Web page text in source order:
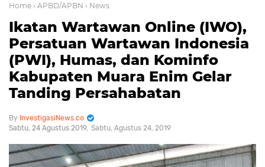
Home › APBD/APBN › News
Ikatan Wartawan Online (IWO),
Persatuan Wartawan Indonesia
(PWI), Humas, dan Kominfo
Kabupaten Muara Enim Gelar
Tanding Persahabatan
InvestigasiNews.co
Sabtu, 24 Agustus 2019 Sabtu, Agustus 24, 2019